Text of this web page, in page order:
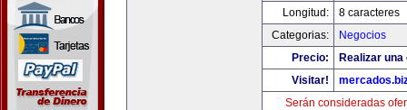
Longitud:
8 caracteres
Categorias:
Negocios
Precio:
Realizar
Visitar!
Serán consideradas